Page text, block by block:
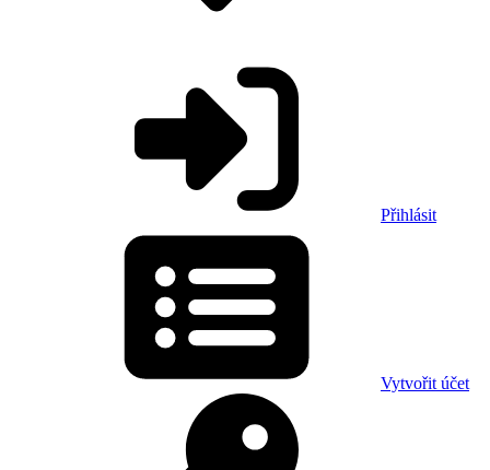
Přihlásit
Vytvořit účet